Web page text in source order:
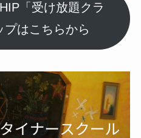
「受け放題クラ
プはこちらから